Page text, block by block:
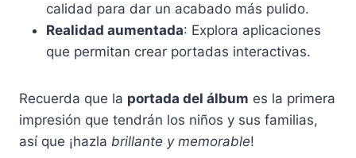
calidad para dar un acabado más pulido.
Realidad aumentada: Explora aplicaciones
que permitan crear portadas interactivas.
Recuerda que la portada del álbum es la primera
impresión que tendrán los niños y sus familias,
así que ¡hazla brillante y memorable!